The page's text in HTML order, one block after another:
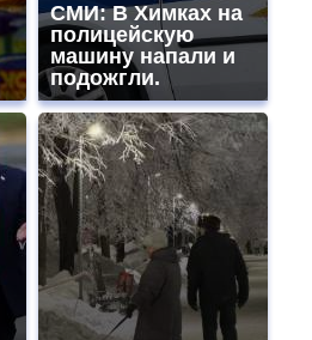
СМИ: В Химках на
полицейскую
машину напали и
подожгли.